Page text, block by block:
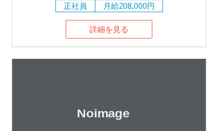
正社員
月給208,000円
詳細を見る